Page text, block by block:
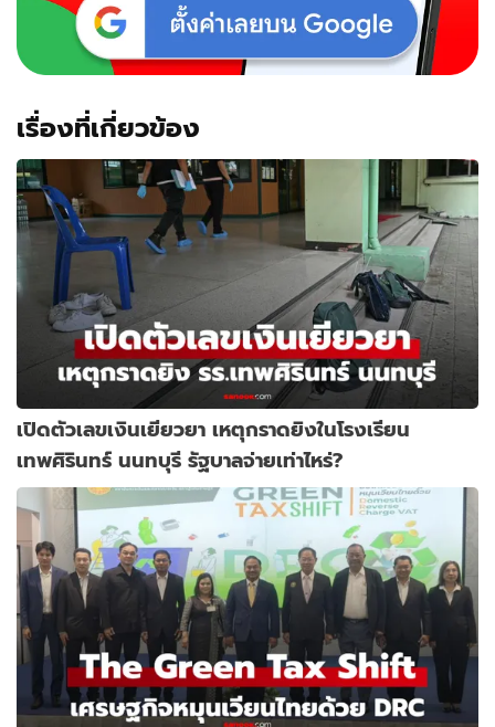
เรื่องที่เกี่ยวข้อง
เปิดตัวเลขเงินเยียวยา เหตุกราดยิงในโรงเรียน
เทพศิรินทร์ นนทบุรี รัฐบาลจ่ายเท่าไหร่?